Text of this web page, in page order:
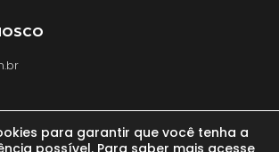
para garantir que você tenha a
possível. Para saber mais acesse